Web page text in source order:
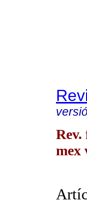
Rev.
mex